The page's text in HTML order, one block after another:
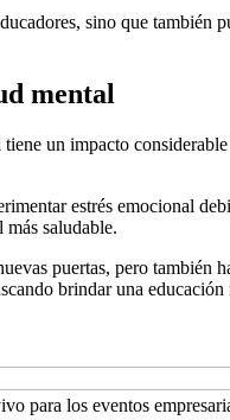
sino que también
mental
un impacto
estrés emocional
saludable.
puertas, pero también
brindar una
para los eventos